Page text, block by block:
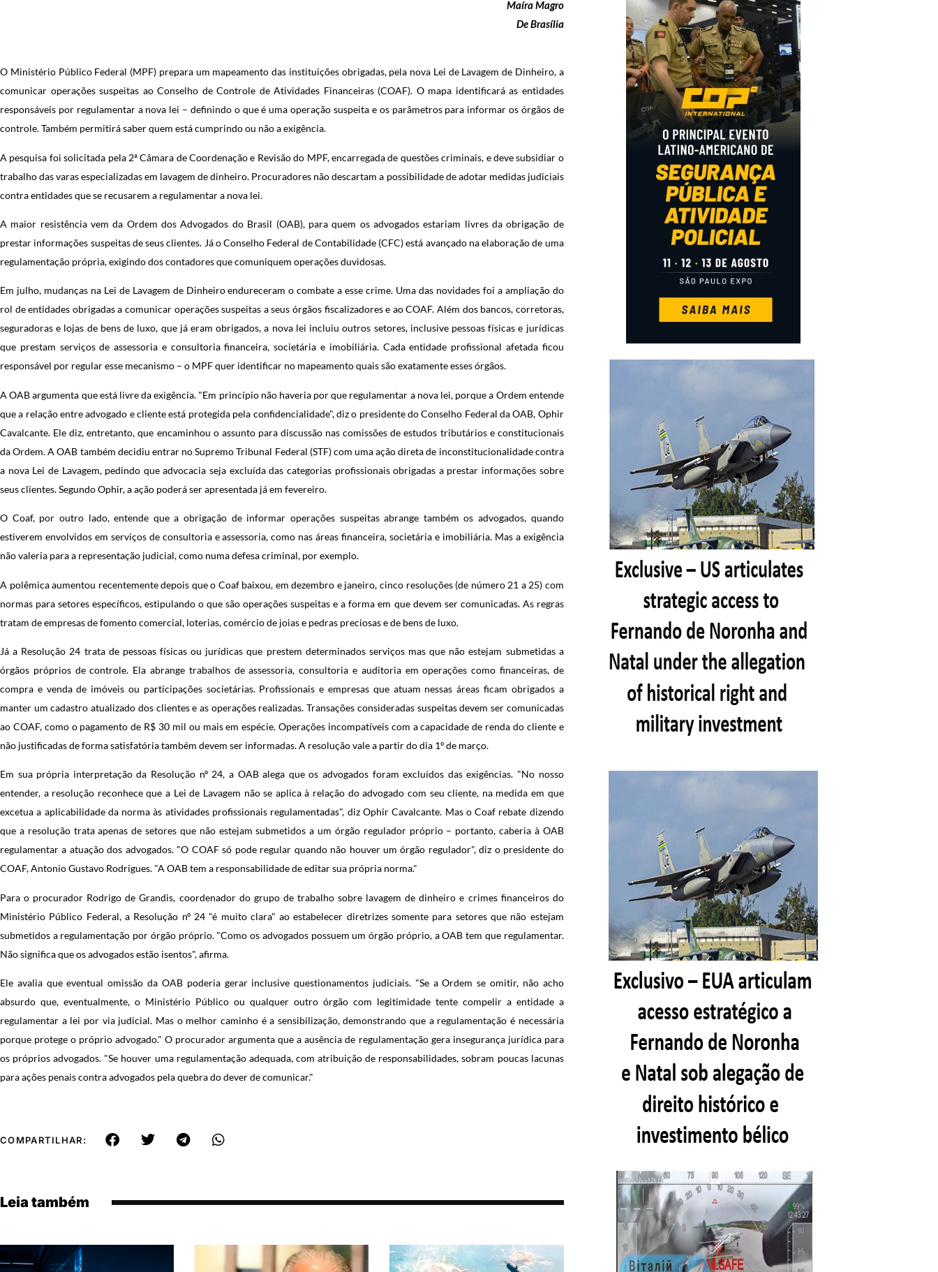
Maíra Magro
De Brasília
O Ministério Público Federal (MPF) prepara um mapeamento das instituições obrigadas, pela nova Lei de Lavagem de Dinheiro, a
comunicar operações suspeitas ao Conselho de Controle de Atividades Financeiras (COAF). O mapa identificará as entidades
responsáveis por regulamentar a nova lei – definindo o que é uma operação suspeita e os parâmetros para informar os órgãos de
controle. Também permitirá saber quem está cumprindo ou não a exigência.
A pesquisa foi solicitada pela 2ª Câmara de Coordenação e Revisão do MPF, encarregada de questões criminais, e deve subsidiar o
trabalho das varas especializadas em lavagem de dinheiro. Procuradores não descartam a possibilidade de adotar medidas judiciais
contra entidades que se recusarem a regulamentar a nova lei.
A maior resistência vem da Ordem dos Advogados do Brasil (OAB), para quem os advogados estariam livres da obrigação de
prestar informações suspeitas de seus clientes. Já o Conselho Federal de Contabilidade (CFC) está avançado na elaboração de uma
regulamentação própria, exigindo dos contadores que comuniquem operações duvidosas.
Em julho, mudanças na Lei de Lavagem de Dinheiro endureceram o combate a esse crime. Uma das novidades foi a ampliação do
rol de entidades obrigadas a comunicar operações suspeitas a seus órgãos fiscalizadores e ao COAF. Além dos bancos, corretoras,
seguradoras e lojas de bens de luxo, que já eram obrigados, a nova lei incluiu outros setores, inclusive pessoas físicas e jurídicas
que prestam serviços de assessoria e consultoria financeira, societária e imobiliária. Cada entidade profissional afetada ficou
responsável por regular esse mecanismo – o MPF quer identificar no mapeamento quais são exatamente esses órgãos.
A OAB argumenta que está livre da exigência. "Em princípio não haveria por que regulamentar a nova lei, porque a Ordem entende
que a relação entre advogado e cliente está protegida pela confidencialidade", diz o presidente do Conselho Federal da OAB, Ophir
Cavalcante. Ele diz, entretanto, que encaminhou o assunto para discussão nas comissões de estudos tributários e constitucionais
da Ordem. A OAB também decidiu entrar no Supremo Tribunal Federal (STF) com uma ação direta de inconstitucionalidade contra
a nova Lei de Lavagem, pedindo que advocacia seja excluída das categorias profissionais obrigadas a prestar informações sobre
seus clientes. Segundo Ophir, a ação poderá ser apresentada já em fevereiro.
O Coaf, por outro lado, entende que a obrigação de informar operações suspeitas abrange também os advogados, quando
estiverem envolvidos em serviços de consultoria e assessoria, como nas áreas financeira, societária e imobiliária. Mas a exigência
não valeria para a representação judicial, como numa defesa criminal, por exemplo.
A polêmica aumentou recentemente depois que o Coaf baixou, em dezembro e janeiro, cinco resoluções (de número 21 a 25) com
normas para setores específicos, estipulando o que são operações suspeitas e a forma em que devem ser comunicadas. As regras
tratam de empresas de fomento comercial, loterias, comércio de joias e pedras preciosas e de bens de luxo.
Já a Resolução 24 trata de pessoas físicas ou jurídicas que prestem determinados serviços mas que não estejam submetidas a
órgãos próprios de controle. Ela abrange trabalhos de assessoria, consultoria e auditoria em operações como financeiras, de
compra e venda de imóveis ou participações societárias. Profissionais e empresas que atuam nessas áreas ficam obrigados a
manter um cadastro atualizado dos clientes e as operações realizadas. Transações consideradas suspeitas devem ser comunicadas
ao COAF, como o pagamento de R$ 30 mil ou mais em espécie. Operações incompatíveis com a capacidade de renda do cliente e
não justificadas de forma satisfatória também devem ser informadas. A resolução vale a partir do dia 1º de março.
Em sua própria interpretação da Resolução nº 24, a OAB alega que os advogados foram excluídos das exigências. "No nosso
entender, a resolução reconhece que a Lei de Lavagem não se aplica à relação do advogado com seu cliente, na medida em que
excetua a aplicabilidade da norma às atividades profissionais regulamentadas", diz Ophir Cavalcante. Mas o Coaf rebate dizendo
que a resolução trata apenas de setores que não estejam submetidos a um órgão regulador próprio – portanto, caberia à OAB
regulamentar a atuação dos advogados. "O COAF só pode regular quando não houver um órgão regulador", diz o presidente do
COAF, Antonio Gustavo Rodrigues. "A OAB tem a responsabilidade de editar sua própria norma."
Para o procurador Rodrigo de Grandis, coordenador do grupo de trabalho sobre lavagem de dinheiro e crimes financeiros do
Ministério Público Federal, a Resolução nº 24 "é muito clara" ao estabelecer diretrizes somente para setores que não estejam
submetidos a regulamentação por órgão próprio. "Como os advogados possuem um órgão próprio, a OAB tem que regulamentar.
Não significa que os advogados estão isentos", afirma.
Ele avalia que eventual omissão da OAB poderia gerar inclusive questionamentos judiciais. "Se a Ordem se omitir, não acho
absurdo que, eventualmente, o Ministério Público ou qualquer outro órgão com legitimidade tente compelir a entidade a
regulamentar a lei por via judicial. Mas o melhor caminho é a sensibilização, demonstrando que a regulamentação é necessária
porque protege o próprio advogado." O procurador argumenta que a ausência de regulamentação gera insegurança jurídica para
os próprios advogados. "Se houver uma regulamentação adequada, com atribuição de responsabilidades, sobram poucas lacunas
para ações penais contra advogados pela quebra do dever de comunicar."
COMPARTILHAR:
Leia também